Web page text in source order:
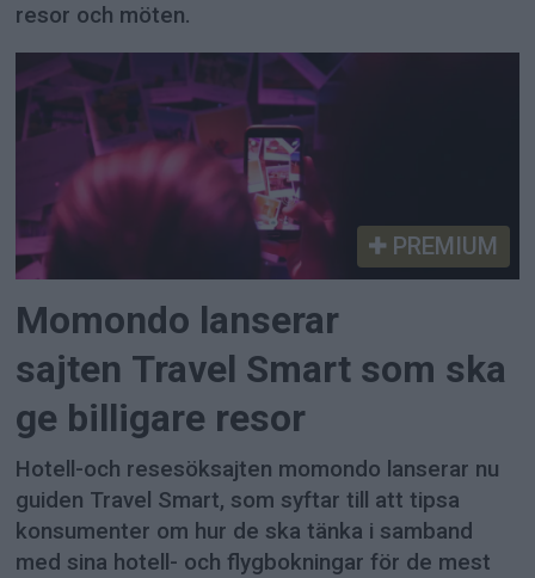
resor och möten.
PREMIUM
Momondo lanserar
sajten Travel Smart som ska
ge billigare resor
Hotell-och resesöksajten momondo lanserar nu
guiden Travel Smart, som syftar till att tipsa
konsumenter om hur de ska tänka i samband
med sina hotell- och flygbokningar för de mest